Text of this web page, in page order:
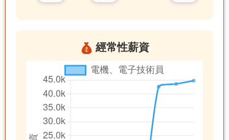
經常性薪資